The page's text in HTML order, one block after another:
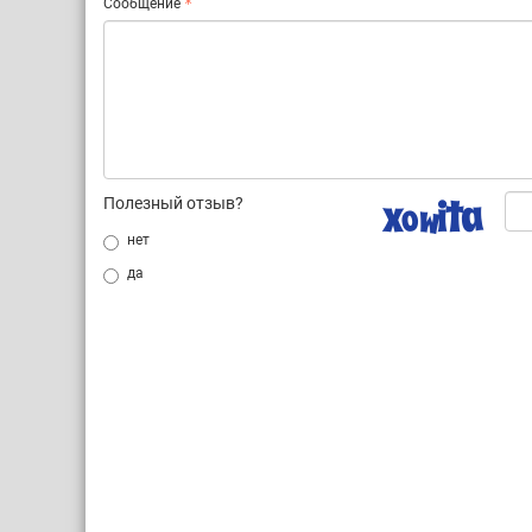
Сообщение
Полезный отзыв?
нет
да